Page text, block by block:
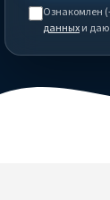
Ознакомлен
данныхи даю